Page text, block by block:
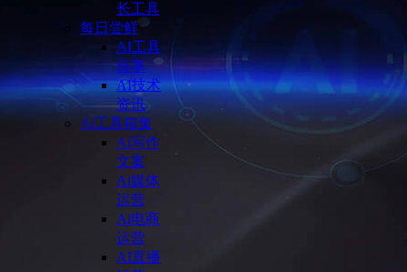
长工具
每日尝鲜
AI工具
分享
AI技术
资讯
Ai工具箱集
Ai写作
文案
Ai媒体
运营
Ai电商
运营
AI直播